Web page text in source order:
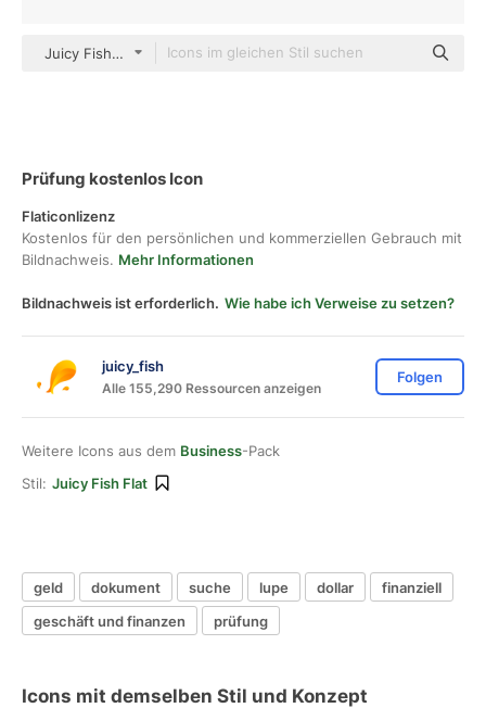
Juicy Fish Flat
Prüfung kostenlos Icon
Flaticonlizenz
Kostenlos für den persönlichen und kommerziellen Gebrauch mit
Bildnachweis. Mehr Informationen
Bildnachweis ist erforderlich. Wie habe ich Verweise zu setzen?
juicy_fish
Alle 155,290 Ressourcen anzeigen
Folgen
Weitere Icons aus dem Business-Pack
Stil: Juicy Fish Flat
geld dokument suche lupe dollar
finanziell
geschäft und finanzen
prüfung
Icons mit demselben Stil und Konzept